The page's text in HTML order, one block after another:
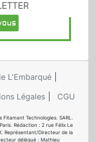
L'Embarqué
Légales CGU
Technologies. SARL.
Rédaction : 2 rue Félix Le
Représentant/Directeur de la
délégué : Mathieu